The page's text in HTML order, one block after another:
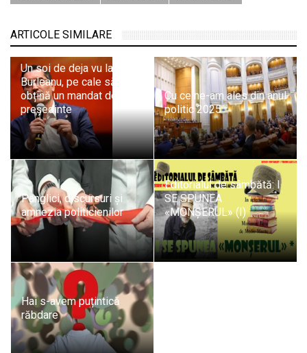
ARTICOLE SIMILARE
Un soi de deja vu la FRF:
Burleanu, pe cale să mai
obțină un mandat de
președinte
Cu ce ne-am ales din anul
politic 2025
Panglici, discursuri și
amnezia politicienilor
Editorialul de sâmbătă: I
SE SPUNEA
«MONȘERUL» (I)
Hai s-avem puțintică
răbdare